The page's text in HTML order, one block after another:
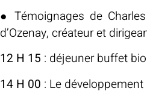
● Témoignages de
d’Ozenay, créateur et
12 H 15 : déjeuner buffet
14 H 00 : Le